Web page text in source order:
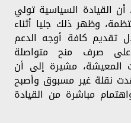
أن القيادة السياسية تولي
وظهر ذلك جليا أثناء
تقديم كافة أوجه الدعم
صرف منح متواصلة
المعيشة، مشيرة إلى أن
نقلة غير مسبوق وأصبح
مباشرة من القيادة